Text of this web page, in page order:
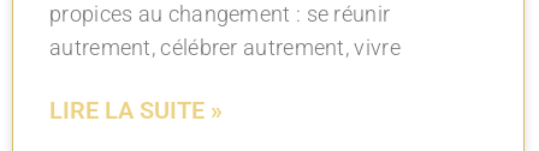
propices au changement : se réunir
autrement, célébrer autrement, vivre
LIRE LA SUITE »